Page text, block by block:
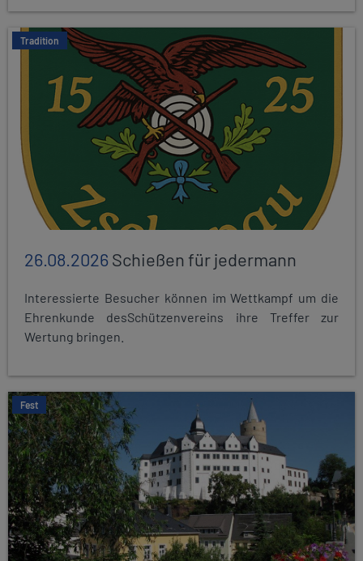
Tradition
26.08.2026Schießen für jedermann
Interessierte Besucher können im Wettkampf um die
Ehrenkunde desSchützenvereins ihre Treffer zur
Wertung bringen.
Fest